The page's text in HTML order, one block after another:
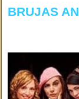
BRUJAS